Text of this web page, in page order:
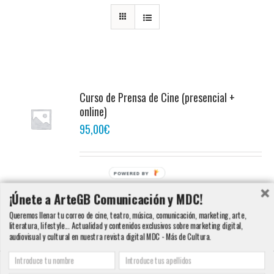
Curso de Prensa de Cine (presencial +
online)
95,00€
¡Únete a ArteGB Comunicación y MDC!
Queremos llenar tu correo de cine, teatro, música, comunicación, marketing, arte,
literatura, lifestyle... Actualidad y contenidos exclusivos sobre marketing digital,
audiovisual y cultural en nuestra revista digital MDC - Más de Cultura.
POWERED BY